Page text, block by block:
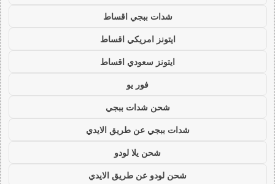
شدات ببجي اقساط
ايتونز امريكي اقساط
ايتونز سعودي اقساط
فور يو
شحن شدات ببجي
شدات ببجي عن طريق الايدي
شحن يلا لودو
شحن لودو عن طريق الايدي